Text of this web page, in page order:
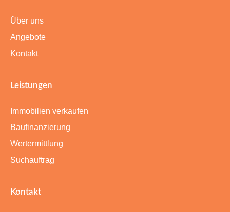
Über uns
Angebote
Kontakt
Leistungen
Immobilien verkaufen
Baufinanzierung
Wertermittlung
Suchauftrag
Kontakt